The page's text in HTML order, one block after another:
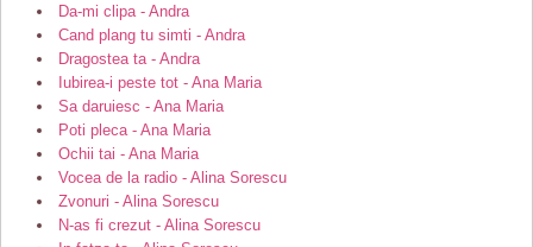
Da-mi clipa - Andra
Cand plang tu simti - Andra
Dragostea ta - Andra
Iubirea-i peste tot - Ana Maria
Sa daruiesc - Ana Maria
Poti pleca - Ana Maria
Ochii tai - Ana Maria
Vocea de la radio - Alina Sorescu
Zvonuri - Alina Sorescu
N-as fi crezut - Alina Sorescu